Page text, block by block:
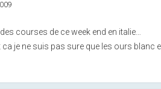
courses de ce week end en italie…
je ne suis pas sure que les ours blanc